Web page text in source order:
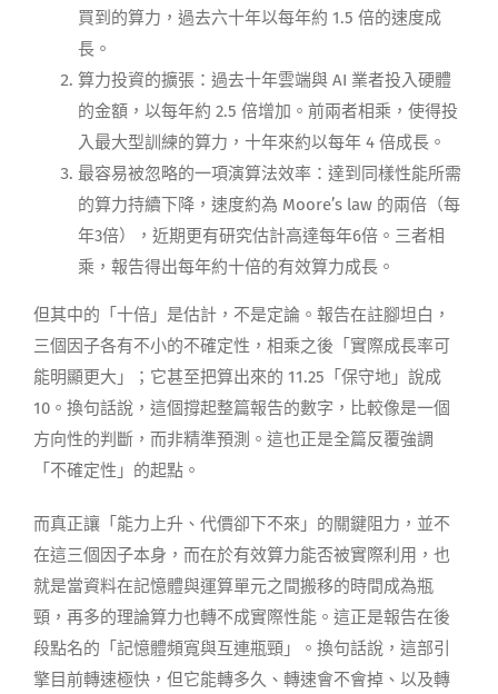
買到的算力，過去六十年以每年約 1.5 倍的速度成
長。
算力投資的擴張：過去十年雲端與 AI 業者投入硬體
的金額，以每年約 2.5 倍增加。前兩者相乘，使得投
入最大型訓練的算力，十年來約以每年 4 倍成長。
最容易被忽略的一項演算法效率：達到同樣性能所需
的算力持續下降，速度約為 Moore’s law 的兩倍（每
年3倍），近期更有研究估計高達每年6倍。三者相
乘，報告得出每年約十倍的有效算力成長。
但其中的「十倍」是估計，不是定論。報告在註腳坦白，
三個因子各有不小的不確定性，相乘之後「實際成長率可
能明顯更大」；它甚至把算出來的 11.25「保守地」說成
10。換句話說，這個撐起整篇報告的數字，比較像是一個
方向性的判斷，而非精準預測。這也正是全篇反覆強調
「不確定性」的起點。
而真正讓「能力上升、代價卻下不來」的關鍵阻力，並不
在這三個因子本身，而在於有效算力能否被實際利用，也
就是當資料在記憶體與運算單元之間搬移的時間成為瓶
頸，再多的理論算力也轉不成實際性能。這正是報告在後
段點名的「記憶體頻寬與互連瓶頸」。換句話說，這部引
擎目前轉速極快，但它能轉多久、轉速會不會掉、以及轉